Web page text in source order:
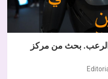
والرعب. بحث من مركز